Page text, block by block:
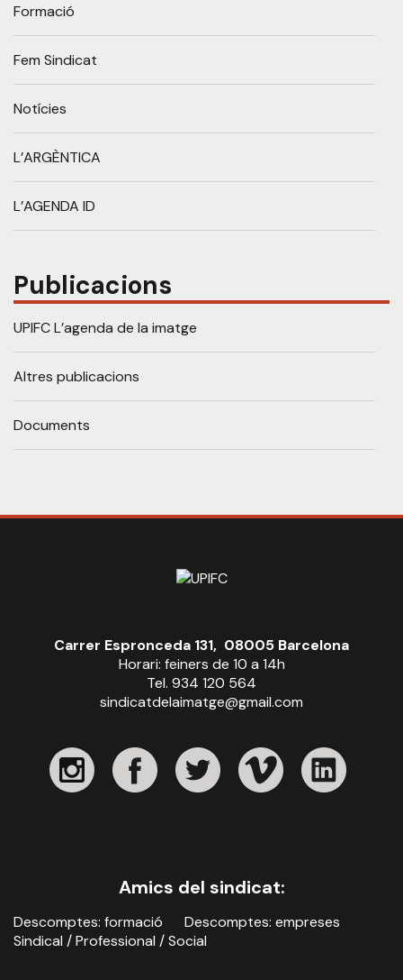
Formació
Fem Sindicat
Notícies
L’ARGÈNTICA
L’AGENDA ID
Publicacions
UPIFC L’agenda de la imatge
Altres publicacions
Documents
Carrer Espronceda 131, 08005 Barcelona
Horari: feiners de 10 a 14h
Tel. 934 120 564
sindicatdelaimatge@gmail.com
Amics del sindicat:
Descomptes: formació
Descomptes: empreses
Sindical / Professional / Social